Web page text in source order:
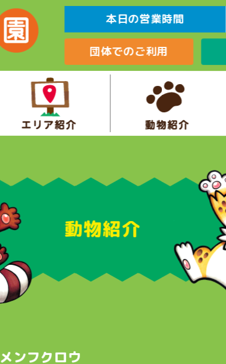
本日の営業時間
団体でのご利用
動物紹介
メンフクロウ